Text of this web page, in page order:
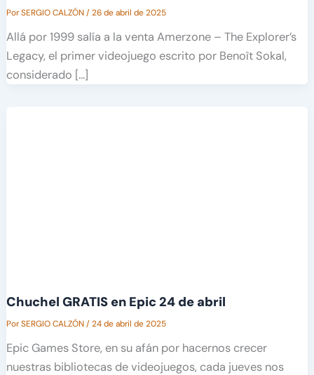
PorSERGIO CALZÓN/26 de abril de 2025
Allá por 1999 salía a la venta Amerzone – The Explorer’s
Legacy, el primer videojuego escrito por Benoît Sokal,
considerado […]
Chuchel GRATIS en Epic 24 de abril
PorSERGIO CALZÓN/24 de abril de 2025
Epic Games Store, en su afán por hacernos crecer
nuestras bibliotecas de videojuegos, cada jueves nos